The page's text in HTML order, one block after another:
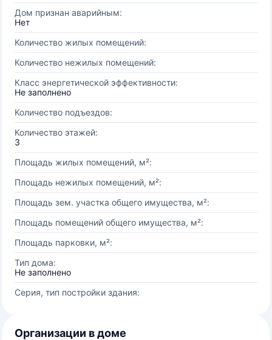
Дом признан аварийным:
Нет
Количество жилых помещений:
Количество нежилых помещений:
Класс энергетической эффективности:
Не заполнено
Количество подъездов:
Количество этажей:
3
Площадь жилых помещений, м²:
Площадь нежилых помещений, м²:
Площадь зем. участка общего имущества, м²:
Площадь помещений общего имущества, м²:
Площадь парковки, м²:
Тип дома:
Не заполнено
Серия, тип постройки здания:
Организации в доме